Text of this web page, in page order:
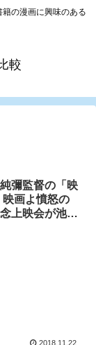
の漫画に興味のある
較
彌監督の「映
画よ憤怒の
上映会が池袋
2018.11.22